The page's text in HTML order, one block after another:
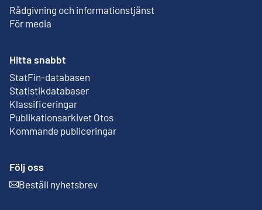
Rådgivning och informationstjänst
För media
Hitta snabbt
StatFin-databasen
Extern länk
Statistikdatabaser
Klassificeringar
Publikationsarkivet Otos
Extern länk
Kommande publiceringar
Följ oss
Beställ nyhetsbrev
Extern länk